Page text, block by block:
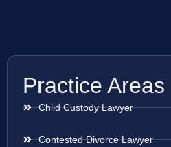
Practice Areas
Child Custody Lawyer
Contested Divorce Lawyer